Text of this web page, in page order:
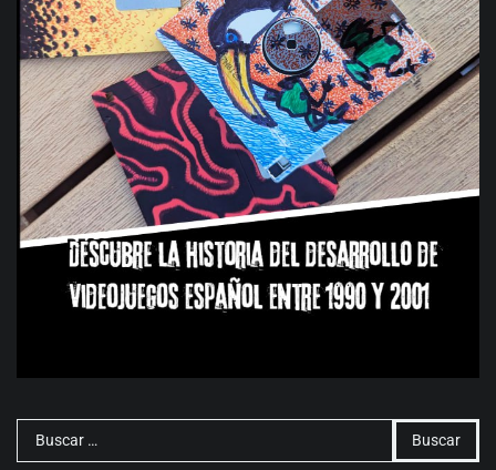
Buscar: